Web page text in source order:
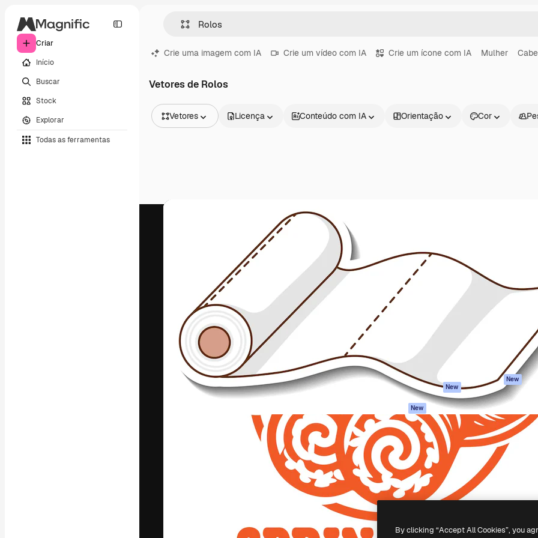
Criar
Início
Buscar
Stock
Explorar
Todas as ferramentas
Crie uma imagem com IA Crie um vídeo com IA Crie um ícone com IA Mulher
Vetores de Rolos
Vetores
Vídeos
Licença Conteúdo com IA Orientação Cor
A plataforma criativa para você direcionar
seu melhor trabalho. Mais de 1 milhão de
assinantes entre criativos, empresas,
agências e estúdios.
Português
Produtos
Spaces
Assistente de IA
Gerador de
imagens
Gerador de vídeos
Texto para voz
Conteúdo de stock
MCP para
Claude/ChatGPT
New
New
API
App móvel
Todas as
ferramentas
Academy
Documentação
Atendimento
Termos e
privacidade
Originais New
Política de cookies
Central de
confiabilidade
Afiliados
Empresas
Freepik Company S.L.U.Todos os direitos reservados.
By clicking “Accept All Cookies”, you